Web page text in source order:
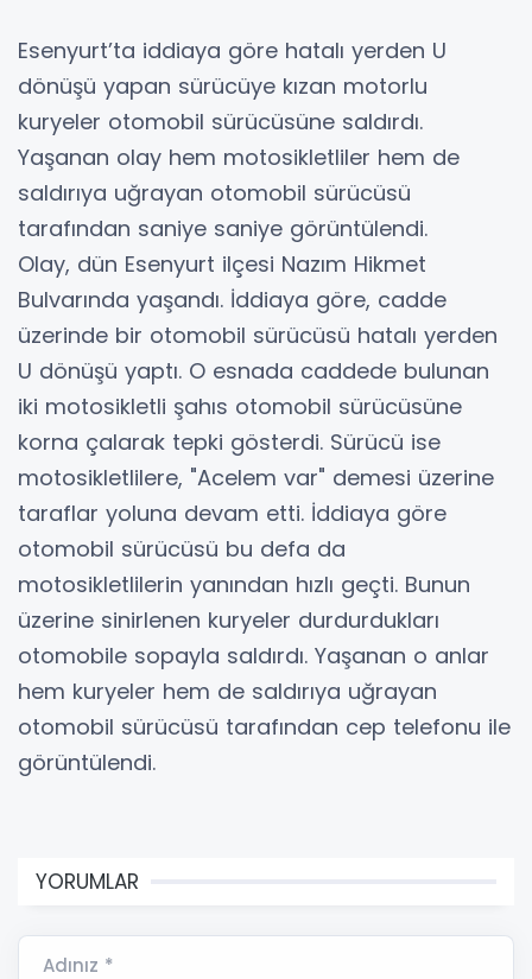
Esenyurt’ta iddiaya göre hatalı yerden U
dönüşü yapan sürücüye kızan motorlu
kuryeler otomobil sürücüsüne saldırdı.
Yaşanan olay hem motosikletliler hem de
saldırıya uğrayan otomobil sürücüsü
tarafından saniye saniye görüntülendi.
Olay, dün Esenyurt ilçesi Nazım Hikmet
Bulvarında yaşandı. İddiaya göre, cadde
üzerinde bir otomobil sürücüsü hatalı yerden
U dönüşü yaptı. O esnada caddede bulunan
iki motosikletli şahıs otomobil sürücüsüne
korna çalarak tepki gösterdi. Sürücü ise
motosikletlilere, "Acelem var" demesi üzerine
taraflar yoluna devam etti. İddiaya göre
otomobil sürücüsü bu defa da
motosikletlilerin yanından hızlı geçti. Bunun
üzerine sinirlenen kuryeler durdurdukları
otomobile sopayla saldırdı. Yaşanan o anlar
hem kuryeler hem de saldırıya uğrayan
otomobil sürücüsü tarafından cep telefonu ile
görüntülendi.
YORUMLAR
Adınız *